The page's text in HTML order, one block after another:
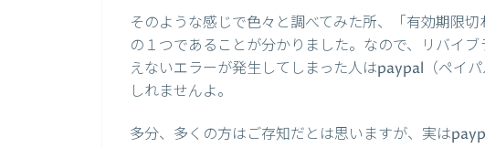
そのような感じで色々と調べてみた所、「有効期限
の１つであることが分かりました。なので、リバイ
えないエラーが発生してしまった人はpaypal（ペイ
しれませんよ。
多分、多くの方はご存知だとは思いますが、実は